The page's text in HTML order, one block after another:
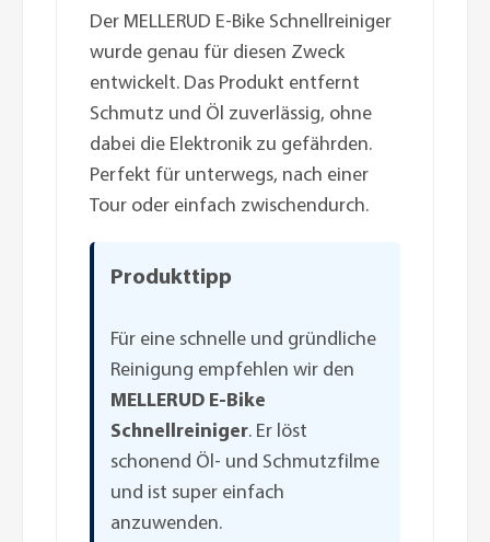
Der MELLERUD E-Bike Schnellreiniger
wurde genau für diesen Zweck
entwickelt. Das Produkt entfernt
Schmutz und Öl zuverlässig, ohne
dabei die Elektronik zu gefährden.
Perfekt für unterwegs, nach einer
Tour oder einfach zwischendurch.
Produkttipp
Für eine schnelle und gründliche
Reinigung empfehlen wir den
MELLERUD E-Bike
Schnellreiniger. Er löst
schonend Öl- und Schmutzfilme
und ist super einfach
anzuwenden.